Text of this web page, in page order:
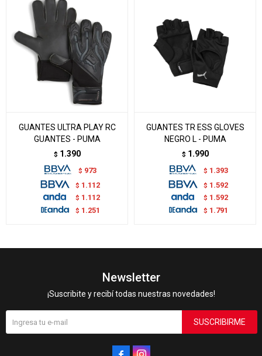
GUANTES ULTRA PLAY RC
GUANTES - PUMA
$ 1.390
$ 973
$ 1.112
$ 1.112
$ 1.251
GUANTES TR ESS GLOVES
NEGRO L - PUMA
$ 1.990
$ 1.393
$ 1.592
$ 1.592
$ 1.791
Newsletter
¡Suscribite y recibí todas nuestras novedades!
SUSCRIBIRME